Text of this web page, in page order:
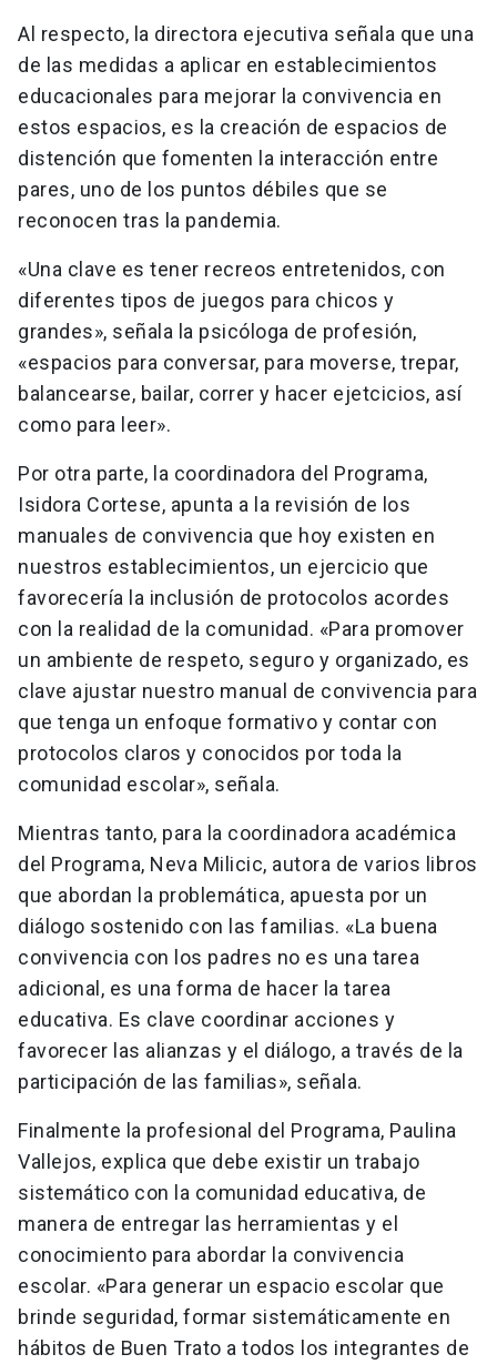
Al respecto, la directora ejecutiva señala que una
de las medidas a aplicar en establecimientos
educacionales para mejorar la convivencia en
estos espacios, es la creación de espacios de
distención que fomenten la interacción entre
pares, uno de los puntos débiles que se
reconocen tras la pandemia.
«Una clave es tener recreos entretenidos, con
diferentes tipos de juegos para chicos y
grandes», señala la psicóloga de profesión,
«espacios para conversar, para moverse, trepar,
balancearse, bailar, correr y hacer ejetcicios, así
como para leer».
Por otra parte, la coordinadora del Programa,
Isidora Cortese, apunta a la revisión de los
manuales de convivencia que hoy existen en
nuestros establecimientos, un ejercicio que
favorecería la inclusión de protocolos acordes
con la realidad de la comunidad. «Para promover
un ambiente de respeto, seguro y organizado, es
clave ajustar nuestro manual de convivencia para
que tenga un enfoque formativo y contar con
protocolos claros y conocidos por toda la
comunidad escolar», señala.
Mientras tanto, para la coordinadora académica
del Programa, Neva Milicic, autora de varios libros
que abordan la problemática, apuesta por un
diálogo sostenido con las familias. «La buena
convivencia con los padres no es una tarea
adicional, es una forma de hacer la tarea
educativa. Es clave coordinar acciones y
favorecer las alianzas y el diálogo, a través de la
participación de las familias», señala.
Finalmente la profesional del Programa, Paulina
Vallejos, explica que debe existir un trabajo
sistemático con la comunidad educativa, de
manera de entregar las herramientas y el
conocimiento para abordar la convivencia
escolar. «Para generar un espacio escolar que
brinde seguridad, formar sistemáticamente en
hábitos de Buen Trato a todos los integrantes de